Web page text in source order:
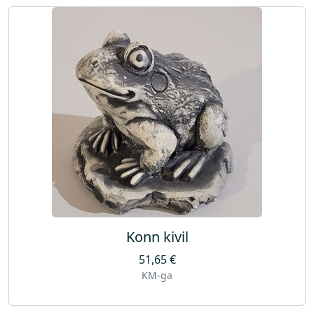
Konn kivil
51,65€
KM-ga